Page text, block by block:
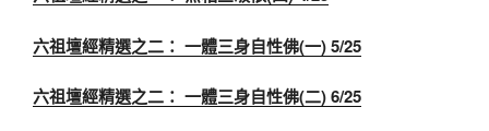
六祖壇經精選之二： 一體三身自性佛(一) 5/25
六祖壇經精選之二： 一體三身自性佛(二) 6/25